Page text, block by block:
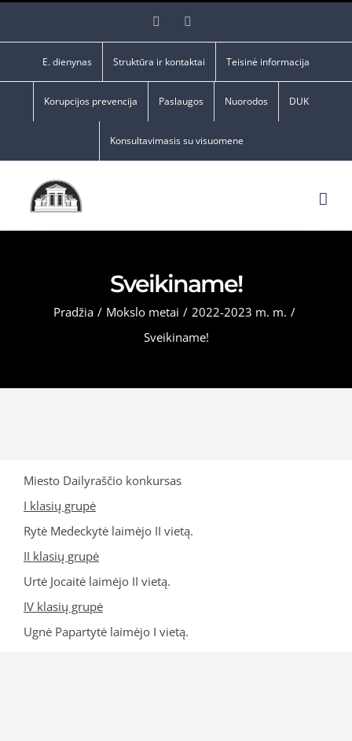
Facebook
E. dienynas Struktūra ir kontaktai Teisinė informacija
Korupcijos prevencija Paslaugos Nuorodos DUK
Konsultavimasis su visuomene
Sveikiname!
Pradžia / Mokslo metai / 2022-2023 m. m. /
Sveikiname!
Miesto Dailyraščio konkursas
I klasių grupė
Rytė Medeckytė laimėjo II vietą.
II klasių grupė
Urtė Jocaitė laimėjo II vietą.
IV klasių grupė
Ugnė Papartytė laimėjo I vietą.